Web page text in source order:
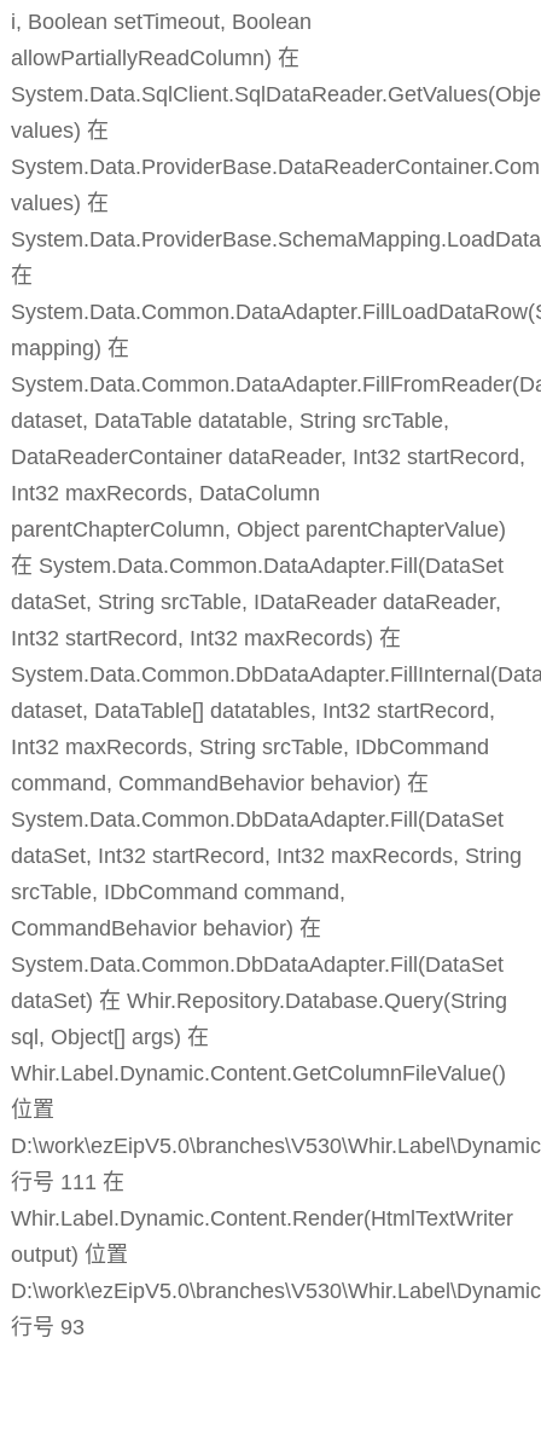
i, Boolean setTimeout, Boolean
allowPartiallyReadColumn) 在
values) 在
values) 在
在
mapping) 在
dataset, DataTable datatable, String srcTable,
DataReaderContainer dataReader, Int32 startRecord,
Int32 maxRecords, DataColumn
parentChapterColumn, Object parentChapterValue)
在 System.Data.Common.DataAdapter.Fill(DataSet
dataSet, String srcTable, IDataReader dataReader,
Int32 startRecord, Int32 maxRecords) 在
dataset, DataTable[] datatables, Int32 startRecord,
Int32 maxRecords, String srcTable, IDbCommand
command, CommandBehavior behavior) 在
System.Data.Common.DbDataAdapter.Fill(DataSet
dataSet, Int32 startRecord, Int32 maxRecords, String
srcTable, IDbCommand command,
CommandBehavior behavior) 在
System.Data.Common.DbDataAdapter.Fill(DataSet
dataSet) 在 Whir.Repository.Database.Query(String
sql, Object[] args) 在
Whir.Label.Dynamic.Content.GetColumnFileValue()
位置
行号 111 在
Whir.Label.Dynamic.Content.Render(HtmlTextWriter
output) 位置
行号 93